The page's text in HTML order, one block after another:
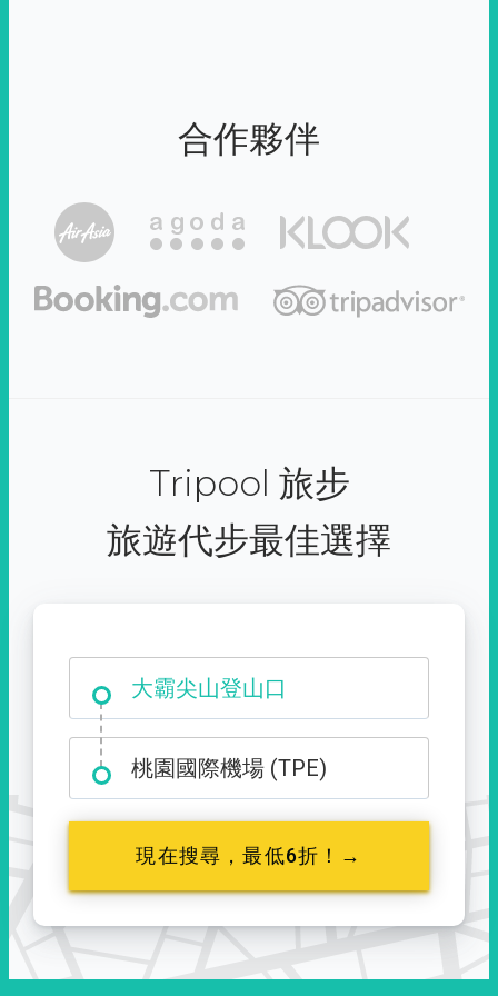
合作夥伴
Tripool 旅步
旅遊代步最佳選擇
大霸尖山登山口
桃園國際機場 (TPE)
現在搜尋，最低6折！→